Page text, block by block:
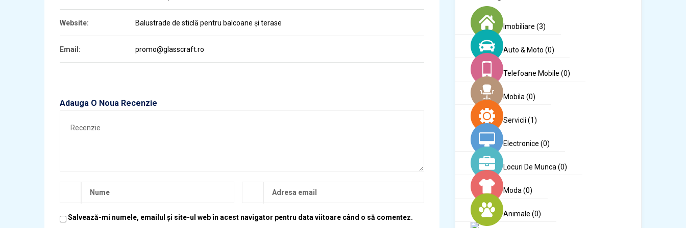
Website: Balustrade de sticlă pentru balcoane și terase
Email: promo@glasscraft.ro
Adauga O Noua Recenzie
Salvează-mi numele, emailul și site-ul web în acest navigator pentru data viitoare când o să comentez.
Imobiliare (3)
Auto & Moto (0)
Telefoane Mobile (0)
Mobila (0)
Servicii (1)
Electronice (0)
Locuri De Munca (0)
Moda (0)
Animale (0)